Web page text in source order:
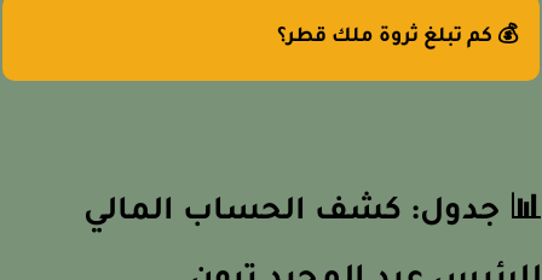
💰 كم تبلغ ثروة ملك قطر؟
جدول: كشف الحساب المالي